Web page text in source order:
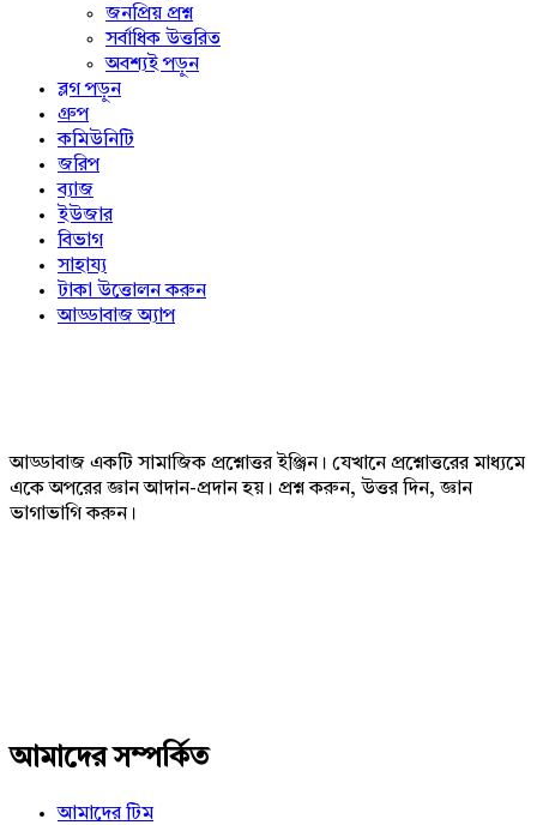
জনপ্রিয় প্রশ্ন
সর্বাধিক উত্তরিত
অবশ্যই পড়ুন
ব্লগ পড়ুন
গ্রুপ
কমিউনিটি
জরিপ
ব্যাজ
ইউজার
বিভাগ
সাহায্য
টাকা উত্তোলন করুন
আড্ডাবাজ অ্যাপ
আড্ডাবাজ একটি সামাজিক প্রশ্নোত্তর ইঞ্জিন। যেখানে প্রশ্নোত্তরের মাধ্যমে
একে অপরের জ্ঞান আদান-প্রদান হয়। প্রশ্ন করুন, উত্তর দিন, জ্ঞান
ভাগাভাগি করুন।
আমাদের সম্পর্কিত
আমাদের টিম